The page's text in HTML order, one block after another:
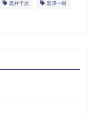
黒井千次 黒澤一樹